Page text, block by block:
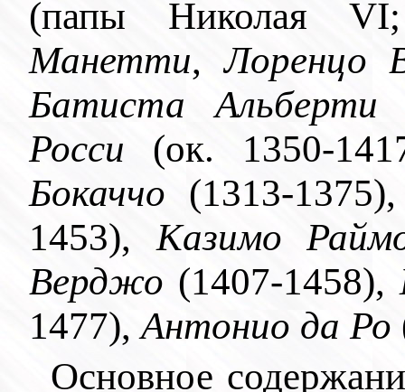
(папы Николая
Манетти,Лоренцо
Батиста
Росси (ок. 1350-
Бокаччо (1313-
1453), Казимо
Верджо (1407-1458),
1477),Антонио да Ро
Основное